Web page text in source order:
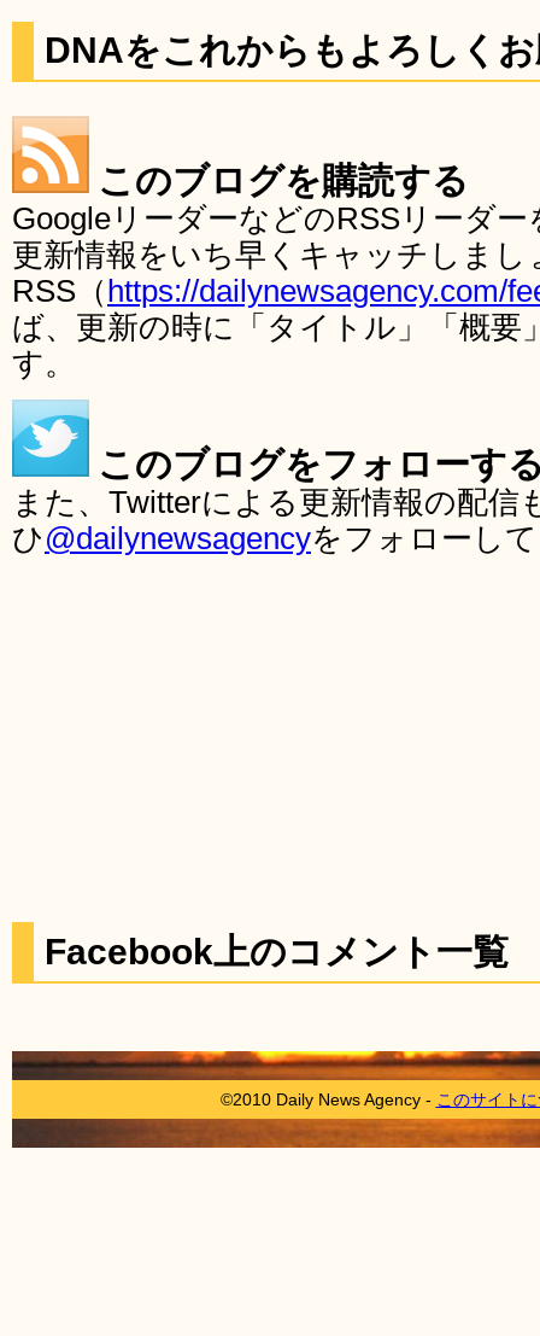
DNAをこれからもよろしく
このブログを購読する
GoogleリーダーなどのRSSリーダ
更新情報をいち早くキャッチしま
RSS（ https://dailynewsagency.com/
ば、更新の時に「タイトル」「概要
す。
このブログをフォローす
また、Twitterによる更新情報の配
ひ@dailynewsagencyをフォローし
Facebook上のコメント一覧
©2010 Daily News Agency - このサイト